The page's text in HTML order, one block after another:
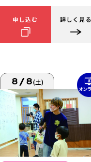
申し込む 詳しく見る
8/8(土)